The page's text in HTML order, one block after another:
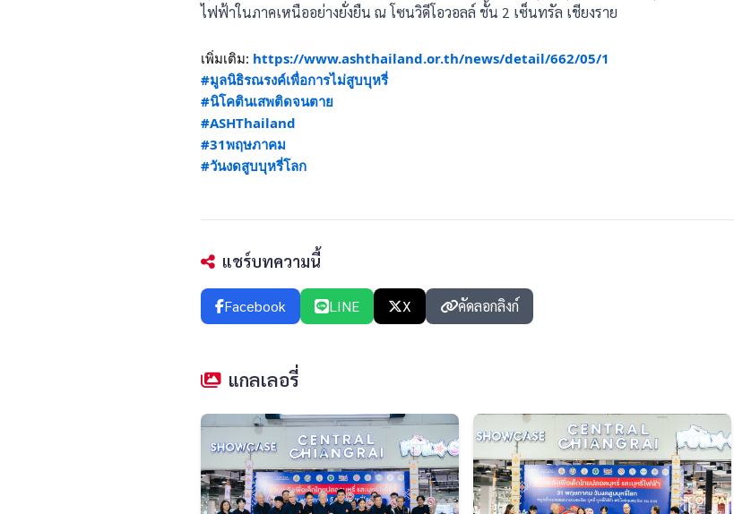
ไฟฟ้าในภาคเหนืออย่างยั่งยืน ณ โซนวิดีโอวอลล์ ชั้น 2 เซ็นทรัล เชียงราย
เพิ่มเติม: https://www.ashthailand.or.th/news/detail/662/05/1
#มูลนิธิรณรงค์เพื่อการไม่สูบบุหรี่
#นิโคตินเสพติดจนตาย
#ASHThailand
#31พฤษภาคม
#วันงดสูบบุหรี่โลก
แชร์บทความนี้
Facebook LINE X คัดลอกลิงก์
แกลเลอรี่